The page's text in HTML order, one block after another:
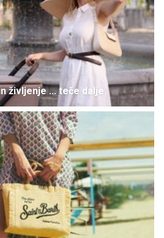
življenje ... teče dalje